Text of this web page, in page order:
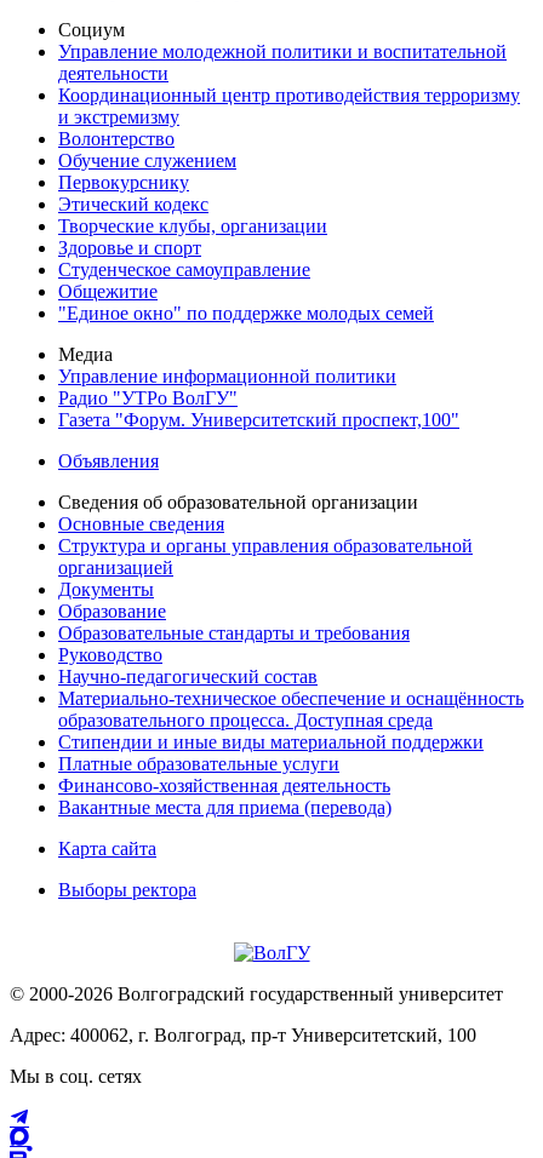
Социум
Управление молодежной политики и воспитательной
деятельности
Координационный центр противодействия терроризму
и экстремизму
Волонтерство
Обучение служением
Первокурснику
Этический кодекс
Творческие клубы, организации
Здоровье и спорт
Студенческое самоуправление
Общежитие
"Единое окно" по поддержке молодых семей
Медиа
Управление информационной политики
Радио "УТРо ВолГУ"
Газета "Форум. Университетский проспект,100"
Объявления
Сведения об образовательной организации
Основные сведения
Структура и органы управления образовательной
организацией
Документы
Образование
Образовательные стандарты и требования
Руководство
Научно-педагогический состав
Материально-техническое обеспечение и оснащённость
образовательного процесса. Доступная среда
Стипендии и иные виды материальной поддержки
Платные образовательные услуги
Финансово-хозяйственная деятельность
Вакантные места для приема (перевода)
Карта сайта
Выборы ректора
© 2000-2026 Волгоградский государственный университет
Адрес: 400062, г. Волгоград, пр-т Университетский, 100
Мы в соц. сетях